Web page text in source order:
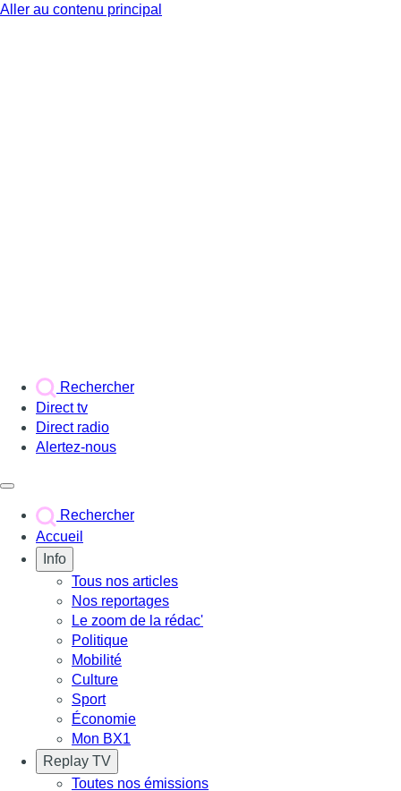
Aller au contenu principal
Rechercher
Direct tv
Direct radio
Alertez-nous
Rechercher
Accueil
Info
Tous nos articles
Nos reportages
Le zoom de la rédac'
Politique
Mobilité
Culture
Sport
Économie
Mon BX1
Replay TV
Toutes nos émissions